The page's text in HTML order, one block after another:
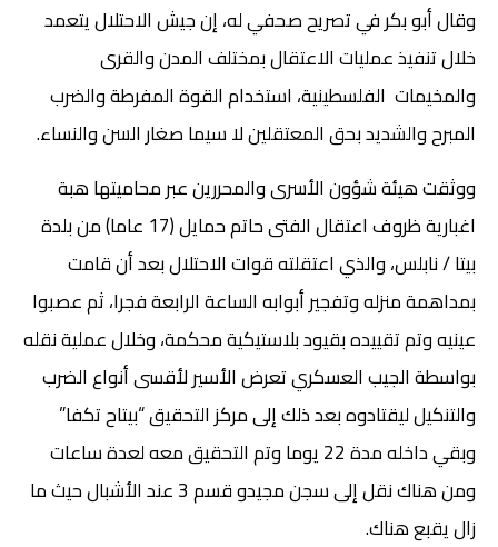
وقال أبو بكر في تصريح صحفي له، إن جيش الاحتلال يتعمد
خلال تنفيذ عمليات الاعتقال بمختلف المدن والقرى
والمخيمات الفلسطينية، استخدام القوة المفرطة والضرب
المبرح والشديد بحق المعتقلين لا سيما صغار السن والنساء.
ووثقت هيئة شؤون الأسرى والمحررين عبر محاميتها هبة
اغبارية ظروف اعتقال الفتى حاتم حمايل (17 عاما) من بلدة
بيتا / نابلس، والذي اعتقلته قوات الاحتلال بعد أن قامت
بمداهمة منزله وتفجير أبوابه الساعة الرابعة فجرا، ثم عصبوا
عينيه وتم تقييده بقيود بلاستيكية محكمة، وخلال عملية نقله
بواسطة الجيب العسكري تعرض الأسير لأقسى أنواع الضرب
والتنكيل ليقتادوه بعد ذلك إلى مركز التحقيق “بيتاح تكفا”
وبقي داخله مدة 22 يوما وتم التحقيق معه لعدة ساعات
ومن هناك نقل إلى سجن مجيدو قسم 3 عند الأشبال حيث ما
زال يقبع هناك.